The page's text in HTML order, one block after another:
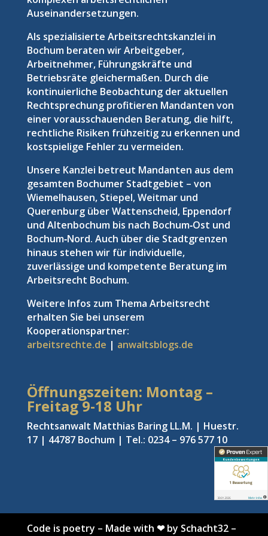
Auseinandersetzungen.
Als spezialisierte Arbeitsrechtskanzlei in
Bochum beraten wir Arbeitgeber,
Arbeitnehmer, Führungskräfte und
Betriebsräte gleichermaßen. Durch die
kontinuierliche Beobachtung der aktuellen
Rechtsprechung profitieren Mandanten von
einer vorausschauenden Beratung, die hilft,
rechtliche Risiken frühzeitig zu erkennen und
kostspielige Fehler zu vermeiden.
Unsere Kanzlei betreut Mandanten aus dem
gesamten Bochumer Stadtgebiet – von
Wiemelhausen, Stiepel, Weitmar und
Querenburg über Wattenscheid, Eppendorf
und Altenbochum bis nach Bochum‑Ost und
Bochum‑Nord. Auch über die Stadtgrenzen
hinaus stehen wir für individuelle,
zuverlässige und kompetente Beratung im
Arbeitsrecht Bochum.
Weitere Infos zum Thema Arbeitsrecht
erhalten Sie bei unserem
Kooperationspartner:
arbeitsrechte.de | anwaltsblogs.de
Öffnungszeiten: Montag –
Freitag9-18 Uhr
Rechtsanwalt Matthias Baring LL.M. | Huestr.
17 | 44787 Bochum | Tel.: 0234 – 976 577 10
Code is poetry – Made with ❤ by Schacht32–